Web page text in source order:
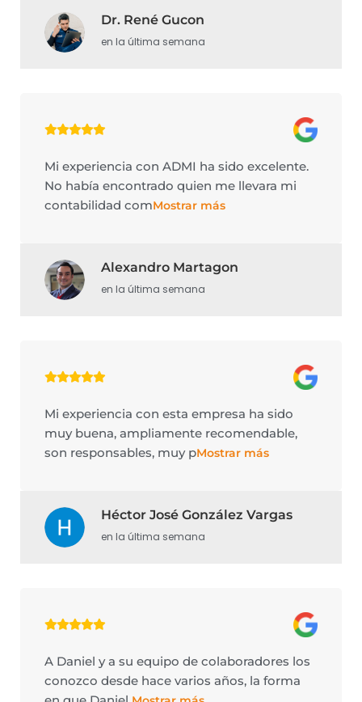
Dr. René Gucon
en la última semana
Mi experiencia con ADMI ha sido excelente.
No había encontrado quien me llevara mi
contabilidad comMostrar más
Alexandro Martagon
en la última semana
Mi experiencia con esta empresa ha sido
muy buena, ampliamente recomendable,
son responsables, muy pMostrar más
Héctor José González Vargas
en la última semana
A Daniel y a su equipo de colaboradores los
conozco desde hace varios años, la forma